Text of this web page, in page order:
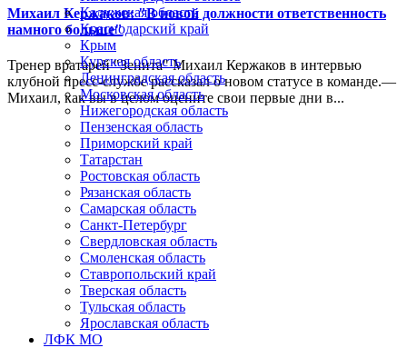
Михаил Кержаков: "В новой должности ответственность
намного больше"
Тренер вратарей "Зенита" Михаил Кержаков в интервью
клубной пресс-службе рассказал о новом статусе в команде.—
Михаил, как вы в целом оцените свои первые дни в...
Калужская область
Краснодарский край
Крым
Курская область
Ленинградская область
Московская область
Нижегородская область
Пензенская область
Приморский край
Татарстан
Ростовская область
Рязанская область
Самарская область
Санкт-Петербург
Свердловская область
Смоленская область
Ставропольский край
Тверская область
Тульская область
Ярославская область
ЛФК МО